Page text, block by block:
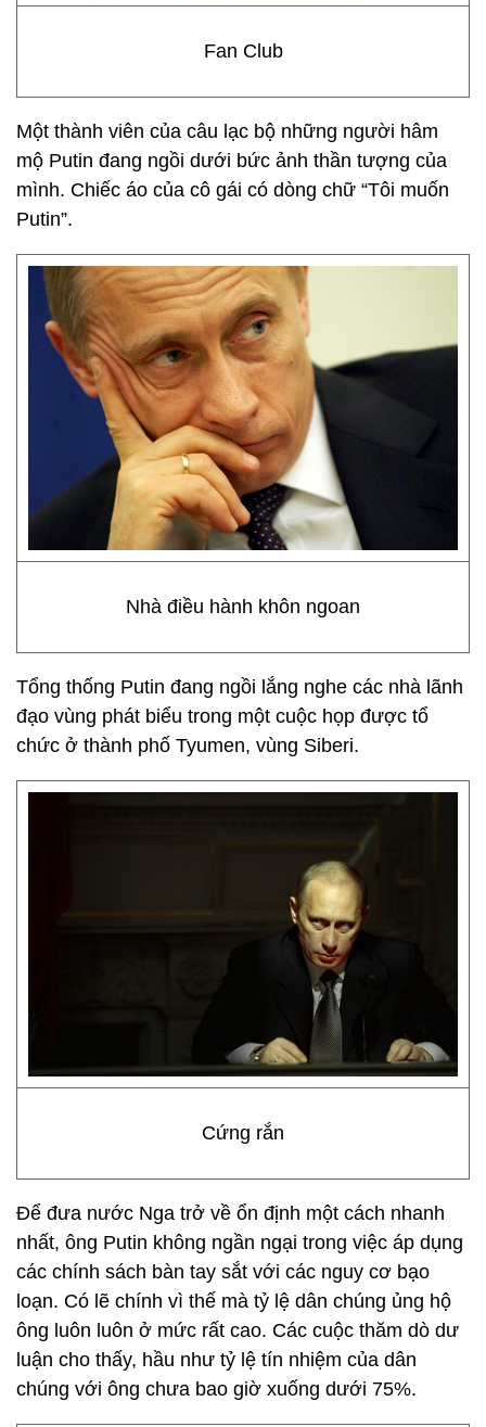
Fan Club
Một thành viên của câu lạc bộ những người hâm
mộ Putin đang ngồi dưới bức ảnh thần tượng của
mình. Chiếc áo của cô gái có dòng chữ “Tôi muốn
Putin”.
Nhà điều hành khôn ngoan
Tổng thống Putin đang ngồi lắng nghe các nhà lãnh
đạo vùng phát biểu trong một cuộc họp được tổ
chức ở thành phố Tyumen, vùng Siberi.
Cứng rắn
Để đưa nước Nga trở về ổn định một cách nhanh
nhất, ông Putin không ngần ngại trong việc áp dụng
các chính sách bàn tay sắt với các nguy cơ bạo
loạn. Có lẽ chính vì thế mà tỷ lệ dân chúng ủng hộ
ông luôn luôn ở mức rất cao. Các cuộc thăm dò dư
luận cho thấy, hầu như tỷ lệ tín nhiệm của dân
chúng với ông chưa bao giờ xuống dưới 75%.